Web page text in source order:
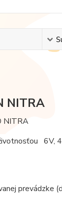
NITRA
NITRA
6V,
prevádzke